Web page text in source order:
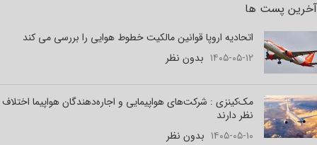
آخرین پست ها
اتحادیه اروپا قوانین مالکیت خطوط هوایی را بررسی می کند
۱۴۰۵-۰۵-۱۲ بدون نظر
مک‌کینزی : شرکت‌های هواپیمایی و اجاره‌دهندگان هواپیما اختلاف
نظر دارند
۱۴۰۵-۰۵-۱۰ بدون نظر